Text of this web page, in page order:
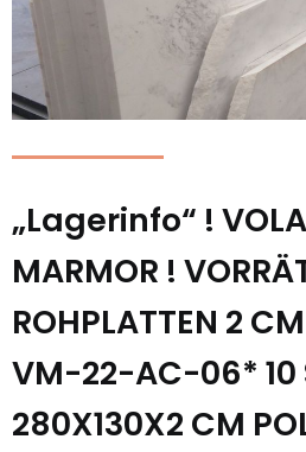
„Lagerinfo“ !
MARMOR !
ROHPLATTEN 2
VM-22-AC-06* 10
280X130X2 CM